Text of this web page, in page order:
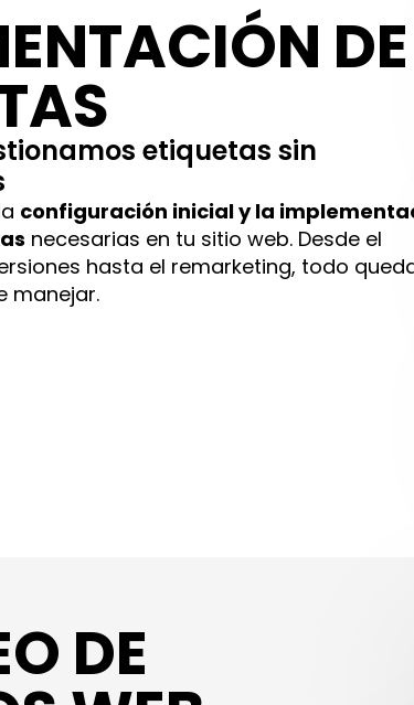
DE
etiquetas sin
configuración inicial y la
necesarias en tu sitio web. Desde el
hasta el remarketing, todo
manejar.
DE